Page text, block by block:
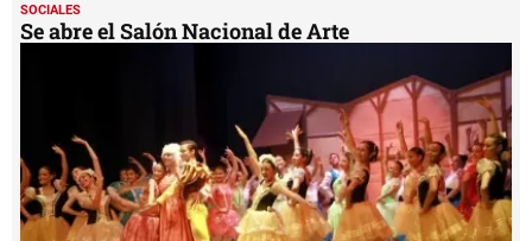
SOCIALES
Se abre el Salón Nacional de Arte